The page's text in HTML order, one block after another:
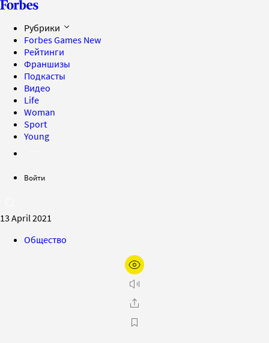
Рубрики
Forbes Games New
Рейтинги
Франшизы
Подкасты
Видео
Life
Woman
Sport
Young
Войти
13 April 2021
Общество